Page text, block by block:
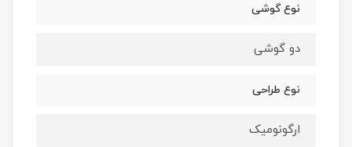
نوع گوشی
دو گوشی
نوع طراحی
ارگونومیک